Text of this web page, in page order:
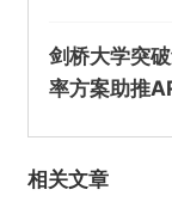
剑桥大学突
率方案助推
相关文章